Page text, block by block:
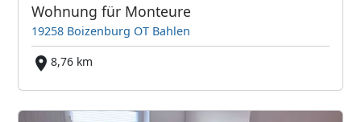
Wohnung für Monteure
19258 Boizenburg OT Bahlen
8,76 km